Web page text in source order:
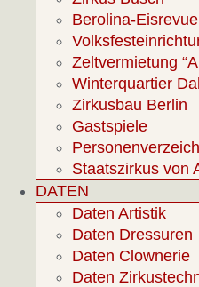
Berolina-Eisrevue
Zeltvermietung
Winterquartier
Zirkusbau Berlin
Gastspiele
Staatszirkus von
DATEN
Daten Artistik
Daten Dressuren
Daten Clownerie
Daten